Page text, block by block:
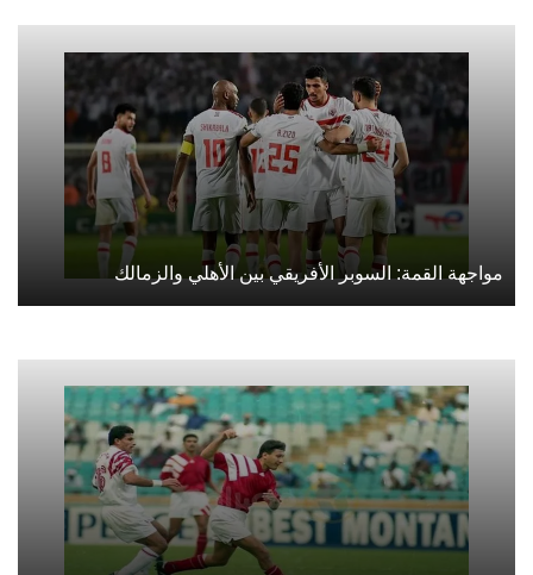
مواجهة القمة: السوبر الأفريقي بين الأهلي والزمالك